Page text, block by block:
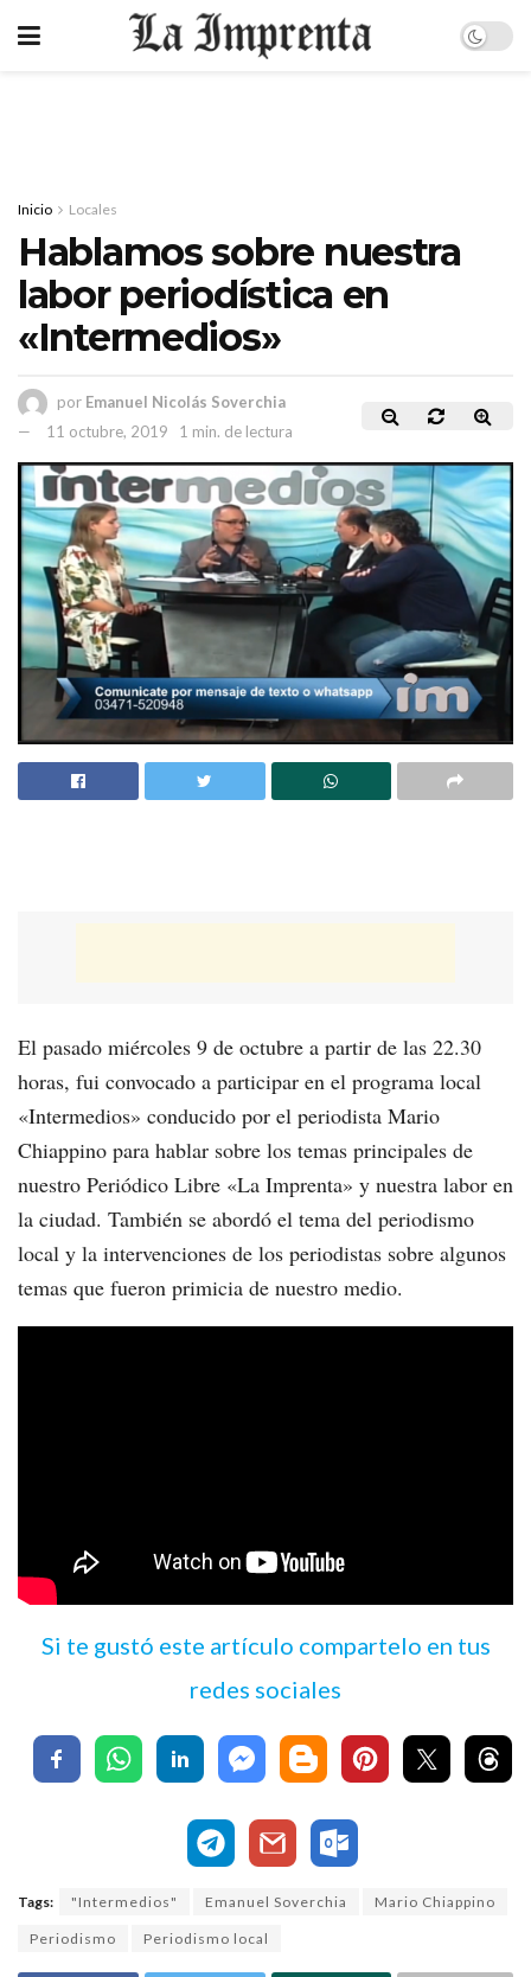
Inicio Locales
Hablamos sobre nuestra
labor periodística en
«Intermedios»
por Emanuel Nicolás Soverchia
11 octubre, 2019
1 min. de lectura
El pasado miércoles 9 de octubre a partir de las 22.30
horas, fui convocado a participar en el programa local
«Intermedios» conducido por el periodista Mario
Chiappino para hablar sobre los temas principales de
nuestro Periódico Libre «La Imprenta» y nuestra labor en
la ciudad. También se abordó el tema del periodismo
local y la intervenciones de los periodistas sobre algunos
temas que fueron primicia de nuestro medio.
Si te gustó este artículo compartelo en tus
redes sociales
Tags: "Intermedios" Emanuel Soverchia Mario Chiappino
Periodismo Periodismo local